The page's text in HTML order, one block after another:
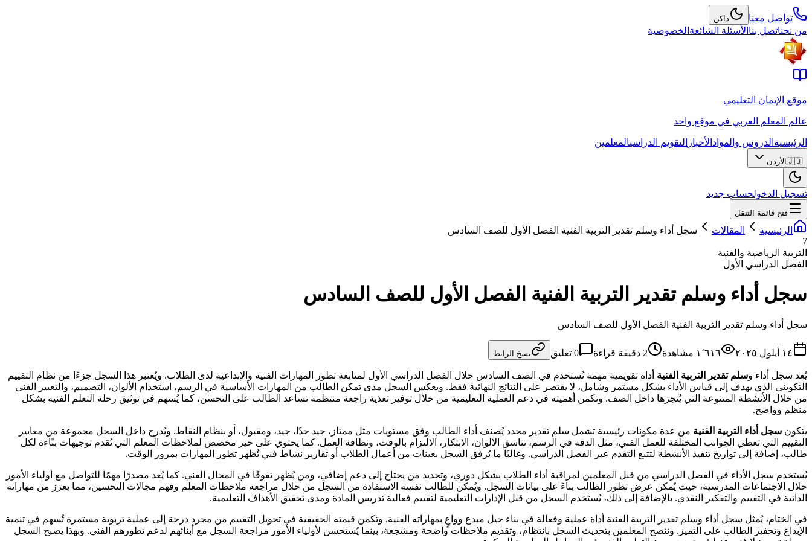
تواصل معنا داكن
من نحناتصل بنا الأسئلة الشائعة الخصوصية
موقع الإيمان التعليمي
عالم المعلم العربي في موقع واحد
الرئيسية الدروس والمواد الأخبار التقويم الدراسيالمعلمين
🇯🇴 الأردن
تسجيل الدخولحساب جديد
فتح قائمة التنقل
الرئيسية المقالات
سجل أداء وسلم تقدير التربية الفنية الفصل الأول للصف السادس
7
التربية الرياضية والفنية
الفصل الدراسي الأول
سجل أداء وسلم تقدير التربية الفنية الفصل الأول للصف السادس
سجل أداء وسلم تقدير التربية الفنية الفصل الأول للصف السادس
١٤ أيلول ٢٠٢٥ ١٬٦١٦ مشاهدة 2 دقيقة قراءة 0 تعليق نسخ الرابط
يُعد سجل أداء وسلم تقدير التربية الفنية أداة تقويمية مهمة تُستخدم في الصف السادس خلال الفصل الدراسي الأول لمتابعة تطور المهارات الفنية والإبداعية لدى الطلاب. ويُعتبر هذا السجل جزءًا من نظام التقييم
التكويني الذي يهدف إلى قياس الأداء بشكل مستمر وشامل، لا يقتصر على النتائج النهائية فقط. ويعكس السجل مدى تمكن الطالب من المهارات الأساسية في الرسم، استخدام الألوان، التصميم، والتعبير الفني
من خلال الأنشطة المتنوعة التي يُنجزها داخل الصف. وتكمن أهميته في دعم العملية التعليمية من خلال توفير تغذية راجعة منتظمة تساعد الطالب على التحسن، كما يُسهم في توثيق رحلة التعلم الفنية بشكل
منظم وواضح.
يتكون سجل أداء التربية الفنية من عدة مكونات رئيسية تشمل سلم تقدير محدد يُصنف أداء الطالب وفق مستويات مثل ممتاز، جيد جدًا، جيد، ومقبول، أو بنظام النقاط. ويُدرج داخل السجل مجموعة من معايير
التقييم التي تغطي الجوانب المختلفة للعمل الفني، مثل الدقة في الرسم، تناسق الألوان، الابتكار، الالتزام بالوقت، ونظافة العمل. كما يحتوي على حيز مخصص لملاحظات المعلم التي تُقدم توجيهات بنّاءة لكل
طالب، إضافة إلى تواريخ تنفيذ الأنشطة لتتبع التقدم عبر الفصل الدراسي. وغالبًا ما يُرفق السجل بعينات من أعمال الطلاب أو تقارير نشاط فني تُظهر تطور المهارات بمرور الوقت.
يُستخدم سجل الأداء في الفصل الدراسي من قبل المعلمين لمراقبة أداء الطلاب بشكل دوري، وتحديد من يحتاج إلى دعم إضافي، ومن يُظهر تفوقًا في المجال الفني. كما يُعد مصدرًا مهمًا للتواصل مع أولياء الأمور
خلال الاجتماعات المدرسية، حيث يُمكن عرض تطور الطالب بناءً على بيانات السجل. ويُمكن للطالب نفسه الاستفادة من السجل من خلال مراجعة ملاحظات المعلم وفهم مجالات التحسين، مما يعزز من مهاراته
الذاتية في التقييم والتفكير النقدي. بالإضافة إلى ذلك، يُستخدم السجل من قبل الإدارات التعليمية لتقييم فعالية تدريس المادة ومدى تحقيق الأهداف التعليمية.
في الختام، يُمثل سجل أداء وسلم تقدير التربية الفنية أداة عملية وفعالة في بناء جيل مبدع وواعٍ بمهاراته الفنية. وتكمن قيمته الحقيقية في تحويل التقييم من مجرد درجة إلى عملية تربوية مستمرة تُسهم في تنمية
الإبداع وتحفيز الطالب على التميز. وننصح المعلمين بتحديث السجل بانتظام، وتقديم ملاحظات واضحة ومشجعة، بينما يُستحسن لأولياء الأمور مراجعة السجل مع أبنائهم لدعم تطورهم الفني. وبهذا يصبح السجل